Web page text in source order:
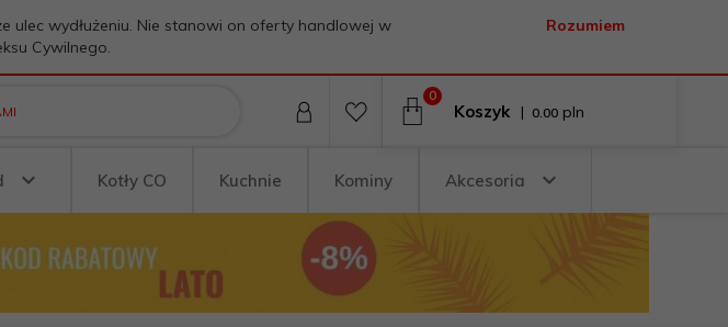
ulec wydłużeniu. Nie stanowi on oferty handlowej w
Cywilnego.
Rozumiem
0
Koszyk | 0.00 pln
Kotły CO Kuchnie Kominy Akcesoria